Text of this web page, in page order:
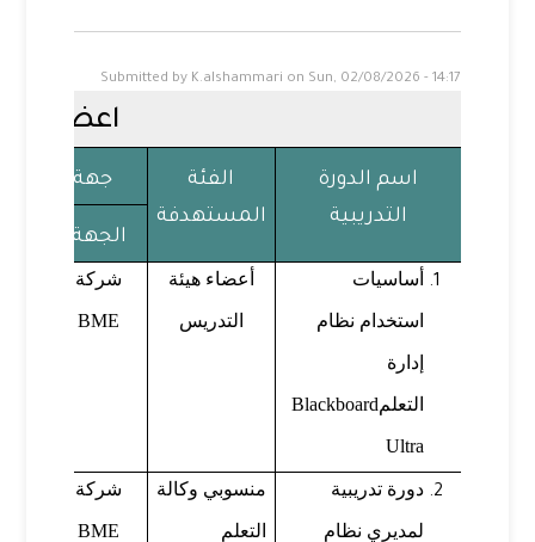
Submitted by K.alshammari on Sun, 02/08/2026 - 14:17
اعضاء
اسم الدورة
التدريبية
الفئة
المستهدفة
جهة التدريب
الجهة
أساسيات
استخدام نظام
إدارة
التعلمBlackboard
Ultra
أعضاء هيئة
التدريس
شركة
BME
دورة تدريبية
لمديري نظام
منسوبي وكالة
التعلم
شركة
BME